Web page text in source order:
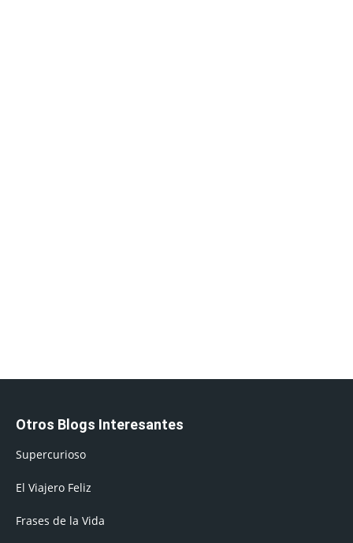
Otros Blogs Interesantes
Supercurioso
El Viajero Feliz
Frases de la Vida